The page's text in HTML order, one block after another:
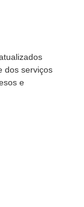
dos serviços
e